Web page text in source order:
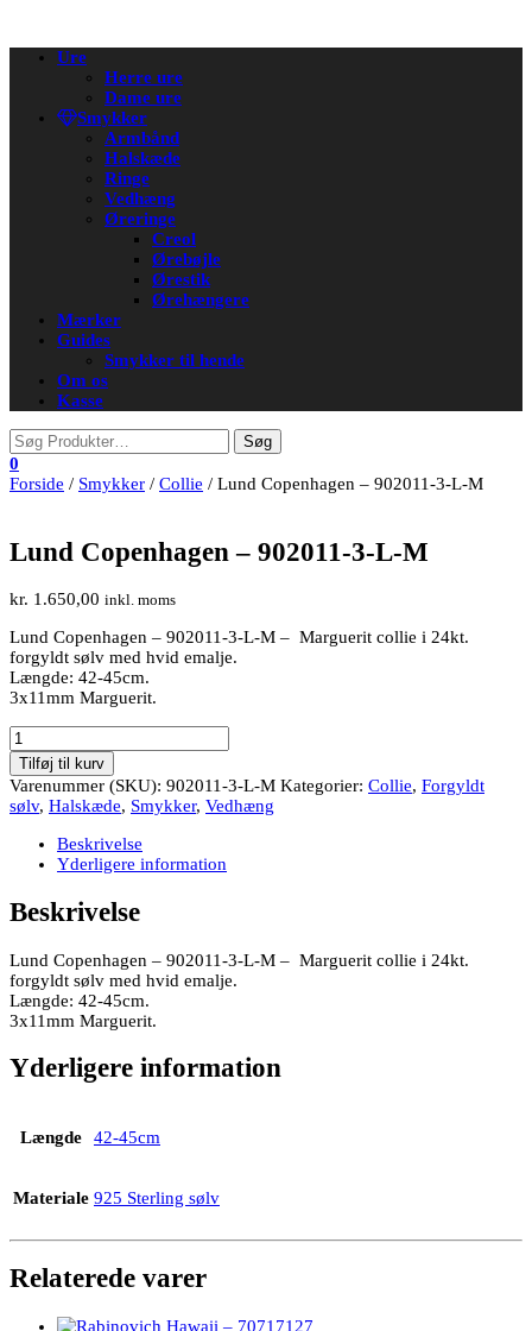
navigation
Ure
Herre ure
Dame ure
Smykker
Armbånd
Halskæde
Ringe
Vedhæng
Øreringe
Creol
Ørebøjle
Ørestik
Ørehængere
Mærker
Guides
Smykker til hende
Om os
Kasse
0
Forside / Smykker / Collie / Lund Copenhagen – 902011-3-L-M
Lund Copenhagen – 902011-3-L-M
kr. 1.650,00 inkl. moms
Lund Copenhagen – 902011-3-L-M – Marguerit collie i 24kt.
forgyldt sølv med hvid emalje.
Længde: 42-45cm.
3x11mm Marguerit.
Lund
Copenhagen
–
902011-
3-
Tilføj til kurv
Varenummer (SKU): 902011-3-L-M Kategorier: Collie, Forgyldt
sølv, Halskæde, Smykker, Vedhæng
Beskrivelse
Yderligere information
Beskrivelse
Lund Copenhagen – 902011-3-L-M – Marguerit collie i 24kt.
forgyldt sølv med hvid emalje.
Længde: 42-45cm.
3x11mm Marguerit.
Yderligere information
Længde 42-45cm
Materiale 925 Sterling sølv
Relaterede varer